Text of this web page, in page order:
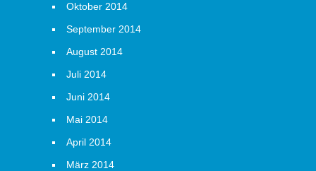
Oktober 2014
September 2014
August 2014
Juli 2014
Juni 2014
Mai 2014
April 2014
März 2014